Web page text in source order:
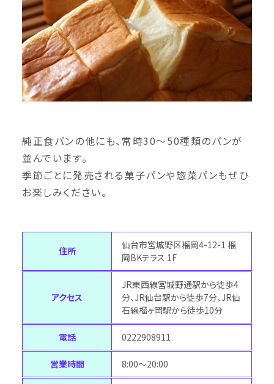
純正食パンの他にも、常時30〜50種類のパンが
並んでいます。
季節ごとに発売される菓子パンや惣菜パンもぜひ
お楽しみください。
住所
仙台市宮城野区榴岡4-12-1 榴
岡BKテラス 1F
アクセス
JR東西線宮城野通駅から徒歩4
分、JR仙台駅から徒歩7分、JR仙
石線榴ヶ岡駅から徒歩10分
電話 0222908911
営業時間 8:00～20:00